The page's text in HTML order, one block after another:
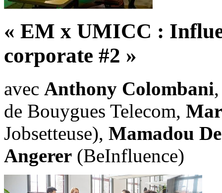
« EM x UMICC :
corporate #2 »
avec Anthony Colombani
de Bouygues Telecom,
Jobsetteuse), Mamadou
Angerer (BeInfluence)